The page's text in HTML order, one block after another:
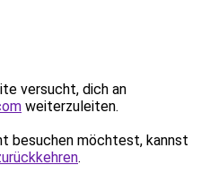
versucht, dich an
weiterzuleiten.
besuchen möchtest, kannst
.